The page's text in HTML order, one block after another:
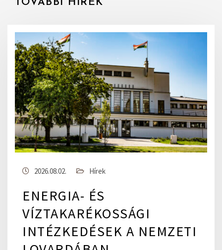
TOVÁBBI HÍREK
2026.08.02. Hírek
ENERGIA- ÉS
VÍZTAKARÉKOSSÁGI
INTÉZKEDÉSEK A NEMZETI